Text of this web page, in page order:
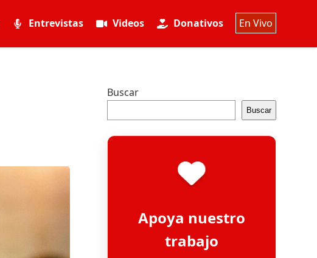
Entrevistas Videos Donativos En Vivo
Buscar
Buscar
Apoya nuestro
trabajo